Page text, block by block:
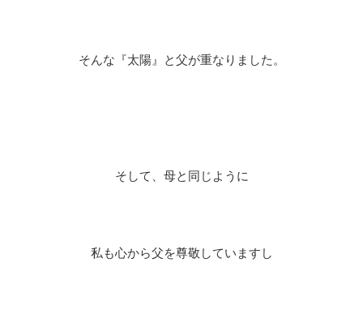
そんな『太陽』と父が重なりました。
そして、母と同じように
私も心から父を尊敬していますし